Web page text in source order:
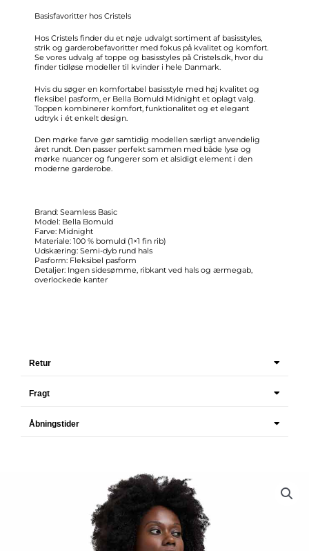
Basisfavoritter hos Cristels
Hos Cristels finder du et nøje udvalgt sortiment af basisstyles,
strik og garderobefavoritter med fokus på kvalitet og komfort.
Se vores udvalg af toppe og basisstyles på Cristels.dk, hvor du
finder tidløse modeller til kvinder i hele Danmark.
Hvis du søger en komfortabel basisstyle med høj kvalitet og
fleksibel pasform, er Bella Bomuld Midnight et oplagt valg.
Toppen kombinerer komfort, funktionalitet og et elegant
udtryk i ét enkelt design.
Den mørke farve gør samtidig modellen særligt anvendelig
året rundt. Den passer perfekt sammen med både lyse og
mørke nuancer og fungerer som et alsidigt element i den
moderne garderobe.
Brand: Seamless Basic
Model: Bella Bomuld
Farve: Midnight
Materiale: 100 % bomuld (1×1 fin rib)
Udskæring: Semi-dyb rund hals
Pasform: Fleksibel pasform
Detaljer: Ingen sidesømme, ribkant ved hals og ærmegab,
overlockede kanter
Retur
Fragt
Åbningstider